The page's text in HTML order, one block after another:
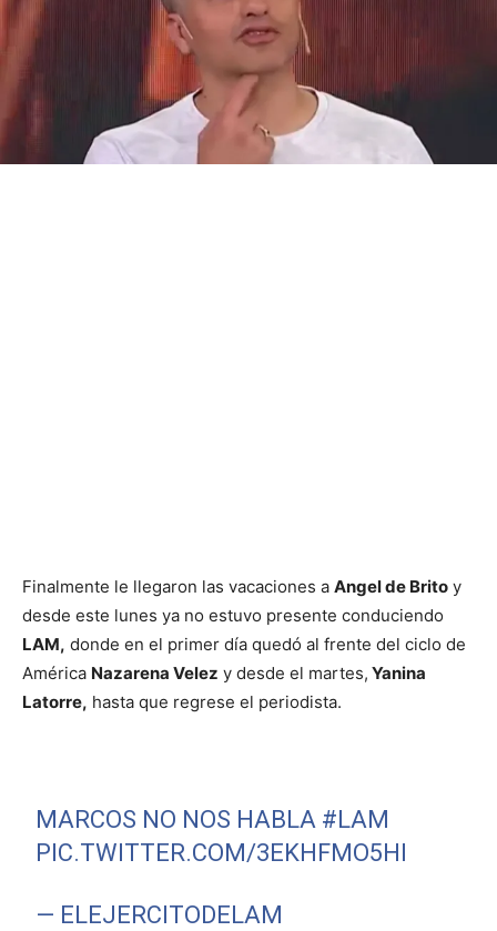
Finalmente le llegaron las vacaciones a Angel de Brito y
desde este lunes ya no estuvo presente conduciendo
LAM, donde en el primer día quedó al frente del ciclo de
América Nazarena Velez y desde el martes, Yanina
Latorre, hasta que regrese el periodista.
MARCOS NO NOS HABLA #LAM
PIC.TWITTER.COM/3EKHFMO5HI
— ELEJERCITODELAM